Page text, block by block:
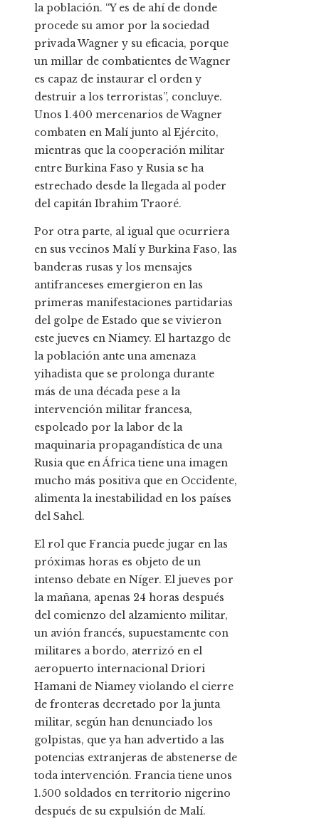
la población. “Y es de ahí de donde
procede su amor por la sociedad
privada Wagner y su eficacia, porque
un millar de combatientes de Wagner
es capaz de instaurar el orden y
destruir a los terroristas”, concluye.
Unos 1.400 mercenarios de Wagner
combaten en Malí junto al Ejército,
mientras que la cooperación militar
entre Burkina Faso y Rusia se ha
estrechado desde la llegada al poder
del capitán Ibrahim Traoré.
Por otra parte, al igual que ocurriera
en sus vecinos Malí y Burkina Faso, las
banderas rusas y los mensajes
antifranceses emergieron en las
primeras manifestaciones partidarias
del golpe de Estado que se vivieron
este jueves en Niamey. El hartazgo de
la población ante una amenaza
yihadista que se prolonga durante
más de una década pese a la
intervención militar francesa,
espoleado por la labor de la
maquinaria propagandística de una
Rusia que en África tiene una imagen
mucho más positiva que en Occidente,
alimenta la inestabilidad en los países
del Sahel.
El rol que Francia puede jugar en las
próximas horas es objeto de un
intenso debate en Níger. El jueves por
la mañana, apenas 24 horas después
del comienzo del alzamiento militar,
un avión francés, supuestamente con
militares a bordo, aterrizó en el
aeropuerto internacional Driori
Hamani de Niamey violando el cierre
de fronteras decretado por la junta
militar, según han denunciado los
golpistas, que ya han advertido a las
potencias extranjeras de abstenerse de
toda intervención. Francia tiene unos
1.500 soldados en territorio nigerino
después de su expulsión de Malí.